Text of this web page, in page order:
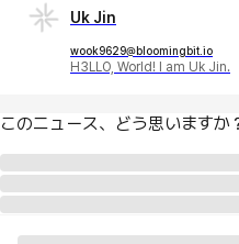
Uk Jin
wook9629@bloomingbit.io
H3LLO, World! I am Uk Jin.
このニュース、どう思いますか